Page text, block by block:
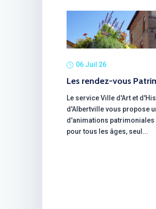
06 Juil 26
Les rendez-vous
Le service Ville d'Art et
d'Albertville vous propose
d'animations patrimoniales
pour tous les âges, seul...